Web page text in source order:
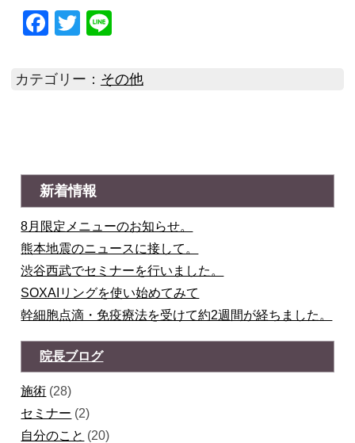
Facebook
Twitter
Line
カテゴリー： その他
新着情報
8月限定メニューのお知らせ。
熊本地震のニュースに接して。
渋谷西武でセミナーを行いました。
SOXAIリングを使い始めてみて
幹細胞点滴・免疫療法を受けて約2週間が経ちました。
院長ブログ
施術 (28)
セミナー (2)
自分のこと (20)